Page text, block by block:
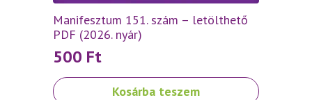
Manifesztum 151. szám – letölthető
PDF (2026. nyár)
500 Ft
Kosárba teszem